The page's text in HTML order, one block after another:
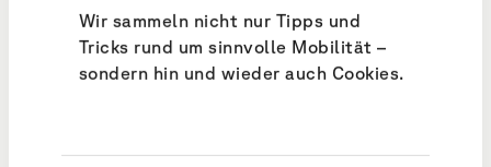
Wir sammeln nicht nur Tipps und
Tricks rund um sinnvolle Mobilität –
sondern hin und wieder auch Cookies.